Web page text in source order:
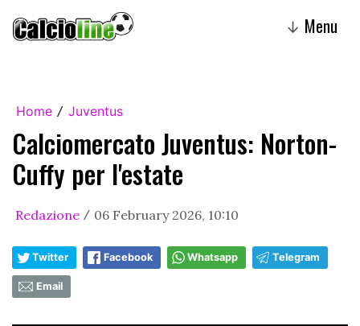
↓ Menu
Home / Juventus
Calciomercato Juventus: Norton-
Cuffy per l'estate
Redazione / 06 February 2026, 10:10
Twitter Facebook Whatsapp Telegram
Email